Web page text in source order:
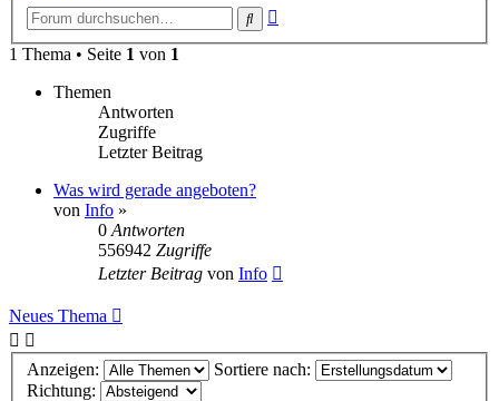
Suche
1 Thema • Seite 1 von 1
Themen
Antworten
Zugriffe
Letzter Beitrag
Was wird gerade angeboten?
von Info »
0 Antworten
556942 Zugriffe
Letzter Beitrag von Info
Neues Thema
Anzeigen:
Sortiere nach:
Richtung: